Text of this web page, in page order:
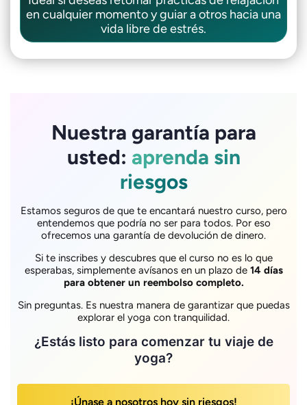
en cualquier momento y guiar a otros hacia una
vida libre de estrés.
Nuestra garantía para
usted: aprenda sin
riesgos
Estamos seguros de que te encantará nuestro curso, pero
entendemos que podría no ser para todos. Por eso
ofrecemos una garantía de devolución de dinero.
Si te inscribes y descubres que el curso no es lo que
esperabas, simplemente avísanos en un plazo de 14 días
para obtener un reembolso completo.
Sin preguntas. Es nuestra manera de garantizar que puedas
explorar el yoga con tranquilidad.
¿Estás listo para comenzar tu viaje de
yoga?
¡Únase a nosotros hoy sin riesgos!